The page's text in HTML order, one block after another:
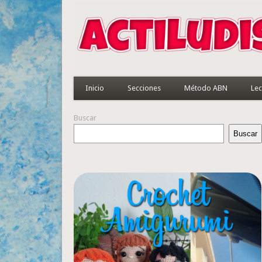
Inicio Secciones Método ABN
Buscar
Buscar